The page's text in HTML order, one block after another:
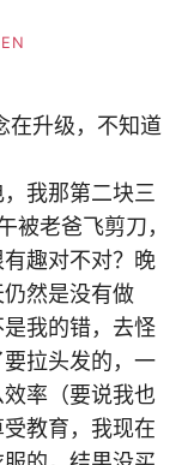
在升级，不知道
我那第二块三
被老爸飞剪刀，
趣对不对？晚
仍然是没有做
我的错，去怪
拉头发的，一
率（要说我也
教育，我现在